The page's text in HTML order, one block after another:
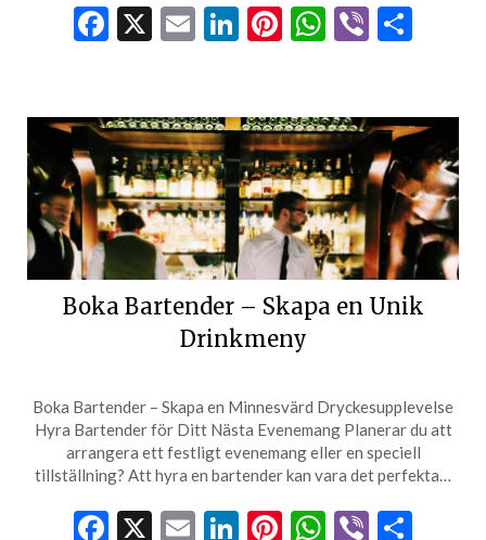
Facebook
X EmailLinkedIn
Pinterest
WhatsApp
Viber
Boka Bartender – Skapa en Unik
Drinkmeny
Boka Bartender – Skapa en Minnesvärd Dryckesupplevelse
Hyra Bartender för Ditt Nästa Evenemang Planerar du att
arrangera ett festligt evenemang eller en speciell
tillställning? Att hyra en bartender kan vara det perfekta…
Facebook
X EmailLinkedIn
Pinterest
WhatsApp
Viber